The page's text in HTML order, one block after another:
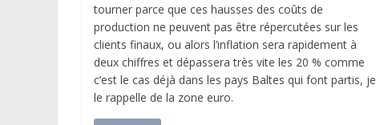
tourner parce que ces hausses des coûts de
production ne peuvent pas être répercutées sur les
clients finaux, ou alors l’inflation sera rapidement à
deux chiffres et dépassera très vite les 20 % comme
c’est le cas déjà dans les pays Baltes qui font partis, je
le rappelle de la zone euro.